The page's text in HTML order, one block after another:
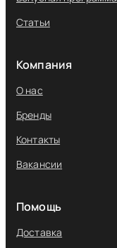
Статьи
Компания
О нас
Бренды
Контакты
Вакансии
Помощь
Доставка